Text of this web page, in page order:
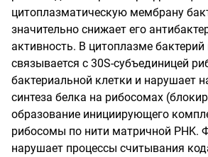
цитоплазматическую мембрану
значительно снижает его
активность. В цитоплазме бактерий
связывается с 30S-субъединицей
бактериальной клетки и нарушает
синтеза белка на рибосомах
образование инициирующего
рибосомы по нити матричной РHK.
нарушает процессы считывания